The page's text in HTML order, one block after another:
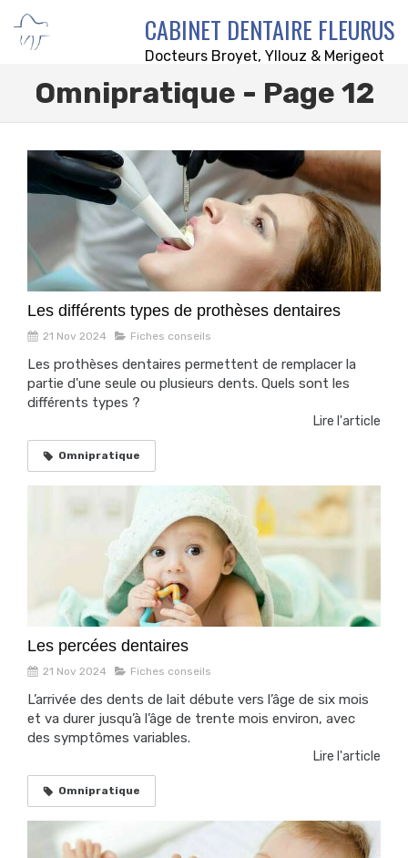
CABINET DENTAIRE FLEURUS
Docteurs Broyet, Yllouz & Merigeot
Omnipratique - Page 12
Les différents types de prothèses dentaires
21 Nov 2024 Fiches conseils
Les prothèses dentaires permettent de remplacer la
partie d'une seule ou plusieurs dents. Quels sont les
différents types ?
Lire l'article
Omnipratique
Les percées dentaires
21 Nov 2024 Fiches conseils
L’arrivée des dents de lait débute vers l’âge de six mois
et va durer jusqu’à l’âge de trente mois environ, avec
des symptômes variables.
Lire l'article
Omnipratique